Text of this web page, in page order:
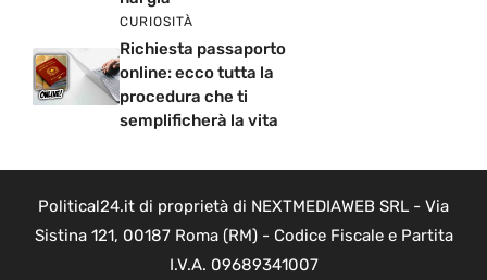
CURIOSITÀ
Richiesta passaporto
online: ecco tutta la
procedura che ti
semplificherà la vita
Political24.it di proprietà di NEXTMEDIAWEB SRL - Via
Sistina 121, 00187 Roma (RM) - Codice Fiscale e Partita
I.V.A. 09689341007